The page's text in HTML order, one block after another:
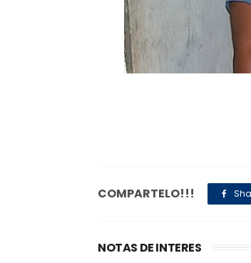
COMPARTELO!!!
NOTAS DE INTERES